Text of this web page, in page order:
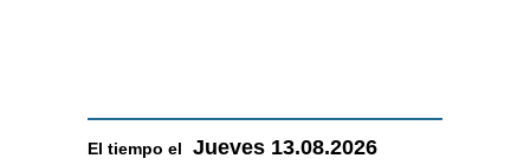
El tiempo el Jueves 13.08.2026